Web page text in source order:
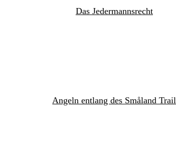
Das Jedermannsrecht
Angeln entlang des Småland Trail